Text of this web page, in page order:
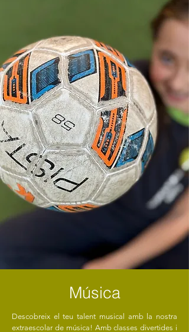
Música
Descobreix el teu talent musical amb la nostra
extraescolar de música! Amb classes divertides i